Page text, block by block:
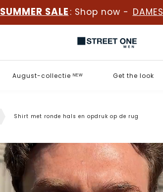
SUMMER SALE : Shop now - DAMES
August-collectie ᴺᴱᵂ Get the look
Shirt met ronde hals en opdruk op de rug